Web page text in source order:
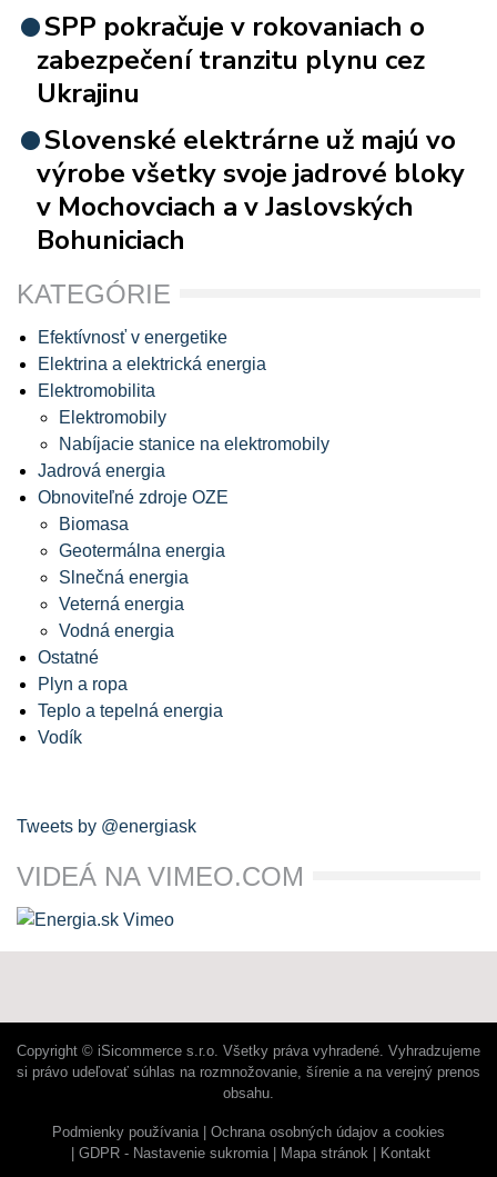
SPP pokračuje v rokovaniach o
zabezpečení tranzitu plynu cez
Ukrajinu
Slovenské elektrárne už majú vo
výrobe všetky svoje jadrové bloky
v Mochovciach a v Jaslovských
Bohuniciach
KATEGÓRIE
Efektívnosť v energetike
Elektrina a elektrická energia
Elektromobilita
Elektromobily
Nabíjacie stanice na elektromobily
Jadrová energia
Obnoviteľné zdroje OZE
Biomasa
Geotermálna energia
Slnečná energia
Veterná energia
Vodná energia
Ostatné
Plyn a ropa
Teplo a tepelná energia
Vodík
Tweets by @energiask
VIDEÁ NA VIMEO.COM
Copyright © iSicommerce s.r.o. Všetky práva vyhradené. Vyhradzujeme
si právo udeľovať súhlas na rozmnožovanie, šírenie a na verejný prenos
obsahu.
Podmienky používania
Ochrana osobných údajov a cookies
GDPR - Nastavenie sukromia
Mapa stránok Kontakt